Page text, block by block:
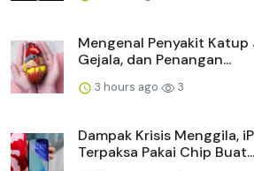
Mengenal Penyakit
Gejala, dan Penangan...
3 hours ago 3
Dampak Krisis Menggila,
Terpaksa Pakai Chip Buat...